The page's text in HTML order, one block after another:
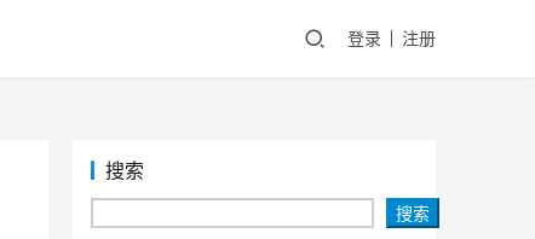
登录 注册
搜索
搜索